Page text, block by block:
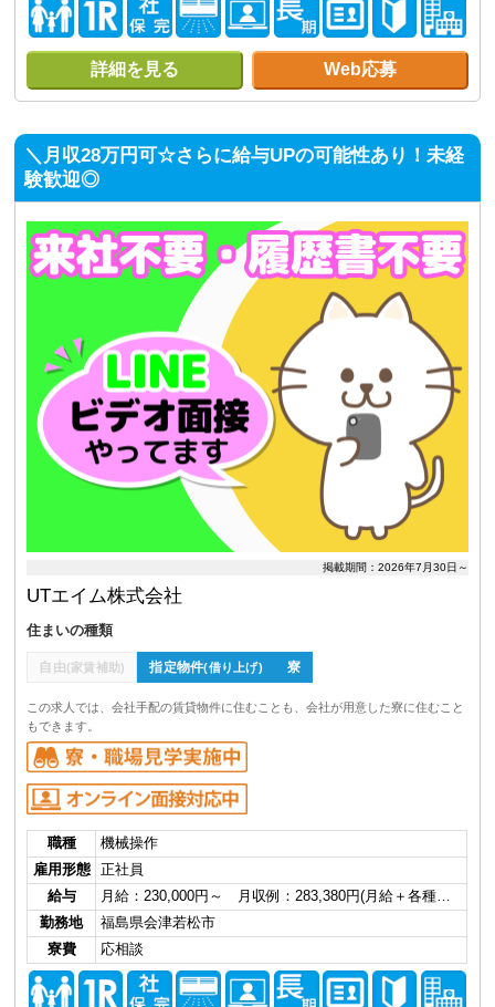
詳細を見る Web応募
＼月収28万円可☆さらに給与UPの可能性あり！未経
験歓迎◎
掲載期間：2026年7月30日～
UTエイム株式会社
住まいの種類
自由(家賃補助) 指定物件(借り上げ) 寮
この求人では、会社手配の賃貸物件に住むことも、会社が用意した寮に住むこと
もできます。
職種
機械操作
雇用形態
正社員
給与
月給：230,000円～ 月収例：283,380円(月給＋各種…
勤務地
福島県会津若松市
寮費
応相談